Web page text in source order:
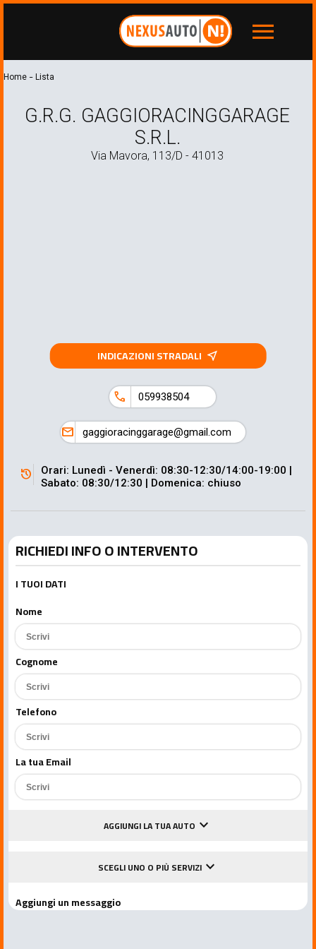
menu
Home - Lista
G.R.G. GAGGIORACINGGARAGE
S.R.L.
Via Mavora, 113/D - 41013
INDICAZIONI STRADALI near_me
call 059938504
mail gaggioracinggarage@gmail.com
history
Orari: Lunedì - Venerdì: 08:30-12:30/14:00-19:00 |
Sabato: 08:30/12:30 | Domenica: chiuso
RICHIEDI INFO O INTERVENTO
I TUOI DATI
Nome
Cognome
Telefono
La tua Email
AGGIUNGI LA TUA AUTO keyboard_arrow_down
SCEGLI UNO O PIÙ SERVIZIkeyboard_arrow_down
Aggiungi un messaggio